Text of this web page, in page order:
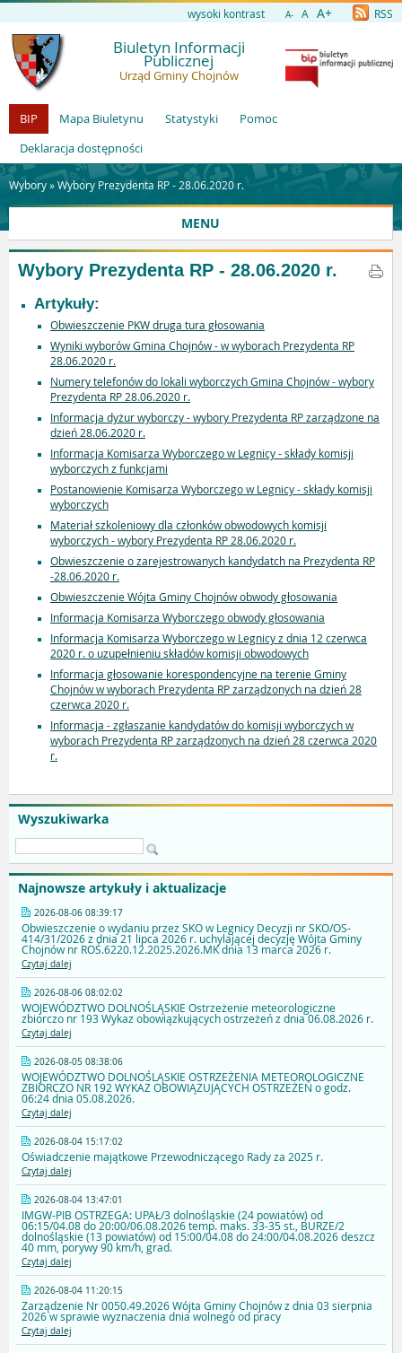
wysoki kontrast A- A A+ RSS
Biuletyn Informacji
Publicznej
Urząd Gminy Chojnów
BIP Mapa Biuletynu Statystyki
Pomoc
Deklaracja dostępności
Wybory »Wybory Prezydenta RP - 28.06.2020 r.
MENU
Wyszukiwarka
Najnowsze artykuły i aktualizacje
2026-08-06 08:39:17
Obwieszczenie o wydaniu przez SKO w Legnicy Decyzji nr SKO/OS-
414/31/2026 z dnia 21 lipca 2026 r. uchylającej decyzję Wójta Gminy
Chojnów nr ROŚ.6220.12.2025.2026.MK dnia 13 marca 2026 r.
Czytaj dalej
2026-08-06 08:02:02
WOJEWÓDZTWO DOLNOŚLĄSKIE Ostrzeżenie meteorologiczne
zbiorczo nr 193 Wykaz obowiązkujących ostrzeżeń z dnia 06.08.2026 r.
Czytaj dalej
2026-08-05 08:38:06
WOJEWÓDZTWO DOLNOŚLĄSKIE OSTRZEŻENIA METEOROLOGICZNE
ZBIORCZO NR 192 WYKAZ OBOWIĄZUJĄCYCH OSTRZEŻEŃ o godz.
06:24 dnia 05.08.2026.
Czytaj dalej
2026-08-04 15:17:02
Oświadczenie majątkowe Przewodniczącego Rady za 2025 r.
Czytaj dalej
2026-08-04 13:47:01
IMGW-PIB OSTRZEGA: UPAŁ/3 dolnośląskie (24 powiatów) od
06:15/04.08 do 20:00/06.08.2026 temp. maks. 33-35 st., BURZE/2
dolnośląskie (13 powiatów) od 15:00/04.08 do 24:00/04.08.2026 deszcz
40 mm, porywy 90 km/h, grad.
Czytaj dalej
2026-08-04 11:20:15
Zarządzenie Nr 0050.49.2026 Wójta Gminy Chojnów z dnia 03 sierpnia
2026 w sprawie wyznaczenia dnia wolnego od pracy
Czytaj dalej
Wybory Prezydenta RP - 28.06.2020 r.
Artykuły:
Obwieszczenie PKW druga tura głosowania
Wyniki wyborów Gmina Chojnów - w wyborach Prezydenta RP
28.06.2020 r.
Numery telefonów do lokali wyborczych Gmina Chojnów - wybory
Prezydenta RP 28.06.2020 r.
Informacja dyżur wyborczy - wybory Prezydenta RP zarządzone na
dzień 28.06.2020 r.
Informacja Komisarza Wyborczego w Legnicy - składy komisji
wyborczych z funkcjami
Postanowienie Komisarza Wyborczego w Legnicy - składy komisji
wyborczych
Materiał szkoleniowy dla członków obwodowych komisji
wyborczych - wybory Prezydenta RP 28.06.2020 r.
Obwieszczenie o zarejestrowanych kandydatch na Prezydenta RP
-28.06.2020 r.
Obwieszczenie Wójta Gminy Chojnów obwody głosowania
Informacja Komisarza Wyborczego obwody głosowania
Informacja Komisarza Wyborczego w Legnicy z dnia 12 czerwca
2020 r. o uzupełnieniu składów komisji obwodowych
Informacja głosowanie korespondencyjne na terenie Gminy
Chojnów w wyborach Prezydenta RP zarządzonych na dzień 28
czerwca 2020 r.
Informacja - zgłaszanie kandydatów do komisji wyborczych w
wyborach Prezydenta RP zarządzonych na dzień 28 czerwca 2020
r.